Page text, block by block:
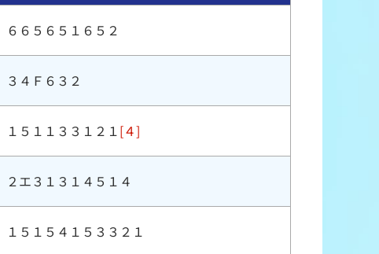
６６５６５１６５２
３４Ｆ６３２
１５１１３３１２１ [４]
２エ３１３１４５１４
１５１５４１５３３２１